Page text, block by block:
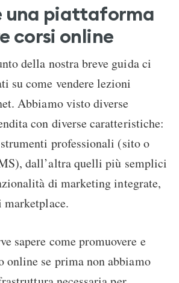
una piattaforma
corsi online
della nostra breve guida ci
su come vendere lezioni
Abbiamo visto diverse
con diverse caratteristiche:
professionali (sito o
dall’altra quelli più semplici
di marketing integrate,
sapere come promuovere e
online se prima non abbiamo